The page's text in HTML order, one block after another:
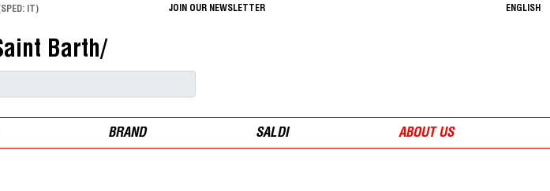
IT) JOIN OUR NEWSLETTER ENGLISH
Barth/
BRAND SALDI ABOUT US